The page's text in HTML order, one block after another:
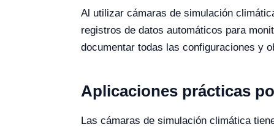
Al utilizar cámaras de simulación
registros de datos automáticos para
documentar todas las configuraciones y
Aplicaciones prácticas
Las cámaras de simulación climática